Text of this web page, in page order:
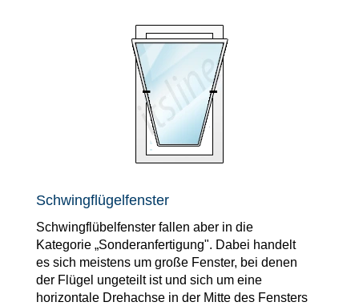
Schwingflügelfenster
Schwingflübelfenster fallen aber in die
Kategorie „Sonderanfertigung". Dabei handelt
es sich meistens um große Fenster, bei denen
der Flügel ungeteilt ist und sich um eine
horizontale Drehachse in der Mitte des Fensters